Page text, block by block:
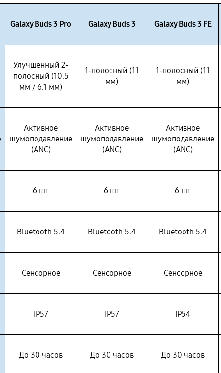
Galaxy Buds 3 Pro Galaxy Buds 3 Galaxy Buds 3 FE
Улучшенный 2-
полосный (10.5
мм / 6.1 мм)
1-полосный (11
мм)
1-полосный (11
мм)
Активное
шумоподавление
(ANC)
Активное
шумоподавление
(ANC)
Активное
шумоподавление
(ANC)
6 шт 6 шт 6 шт
Bluetooth 5.4 Bluetooth 5.4 Bluetooth 5.4
Сенсорное Сенсорное Сенсорное
IP57 IP57 IP54
До 30 часов До 30 часов До 30 часов